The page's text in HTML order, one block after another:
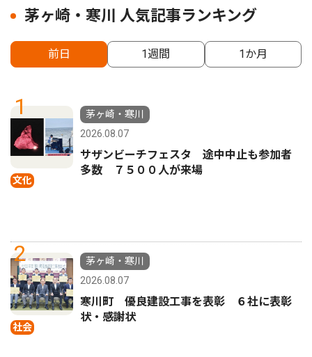
茅ヶ崎・寒川 人気記事ランキング
前日 1週間 1か月
1
文化
茅ヶ崎・寒川
2026.08.07
サザンビーチフェスタ 途中中止も参加者
多数 ７５００人が来場
2
社会
茅ヶ崎・寒川
2026.08.07
寒川町 優良建設工事を表彰 ６社に表彰
状・感謝状